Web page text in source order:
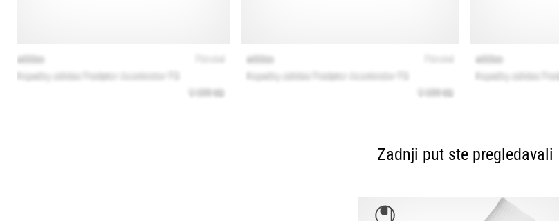
Zadnji put ste pregledavali